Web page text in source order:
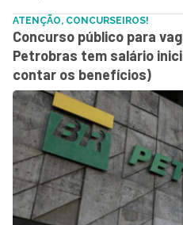
ATENÇÃO, CONCURSEIROS!
Concurso público para
Petrobras tem salário
contar os benefícios)